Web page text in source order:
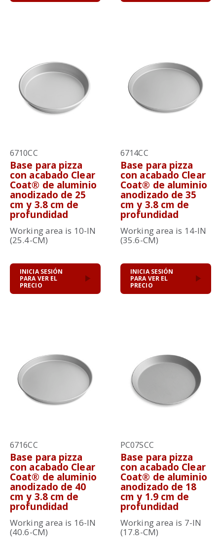
6710CC
Base para pizza
con acabado Clear
Coat® de aluminio
anodizado de 25
cm y 3.8 cm de
profundidad
Working area is 10-IN
(25.4-CM)
INICIA SESIÓN
PARA VER EL
PRECIO
6714CC
Base para pizza
con acabado Clear
Coat® de aluminio
anodizado de 35
cm y 3.8 cm de
profundidad
Working area is 14-IN
(35.6-CM)
INICIA SESIÓN
PARA VER EL
PRECIO
6716CC
Base para pizza
con acabado Clear
Coat® de aluminio
anodizado de 40
cm y 3.8 cm de
profundidad
Working area is 16-IN
(40.6-CM)
PC07SCC
Base para pizza
con acabado Clear
Coat® de aluminio
anodizado de 18
cm y 1.9 cm de
profundidad
Working area is 7-IN
(17.8-CM)